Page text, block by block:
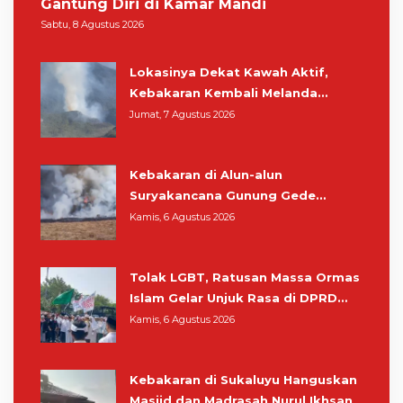
Gantung Diri di Kamar Mandi
Sabtu, 8 Agustus 2026
Lokasinya Dekat Kawah Aktif,
Kebakaran Kembali Melanda
Kawasan Gunung Gede Pangrango
Jumat, 7 Agustus 2026
Kebakaran di Alun-alun
Suryakancana Gunung Gede
Pangrango, Relawan dan Warga
Kamis, 6 Agustus 2026
Tolak LGBT, Ratusan Massa Ormas
Islam Gelar Unjuk Rasa di DPRD
Cianjur
Kamis, 6 Agustus 2026
Kebakaran di Sukaluyu Hanguskan